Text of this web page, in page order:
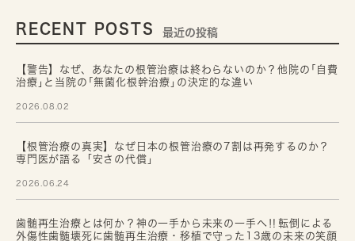
RECENT POSTS 最近の投稿
【警告】なぜ、あなたの根管治療は終わらないのか？他院の｢自費
治療｣と当院の｢無菌化根幹治療｣の決定的な違い
2026.08.02
【根管治療の真実】なぜ日本の根管治療の7割は再発するのか？
専門医が語る「安さの代償」
2026.06.24
歯髄再生治療とは何か？神の一手から未来の一手へ‼転倒による
外傷性歯髄壊死に歯髄再生治療・移植で守った13歳の未来の笑顔